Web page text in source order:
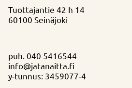
Tuottajantie 42 h 14
60100 Seinäjoki
puh. 040 5416544
info@jatanaitta.fi
y-tunnus: 3459077-4